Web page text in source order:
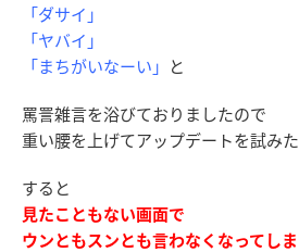
「ダサイ」
「ヤバイ」
「まちがいなーい」 と
罵詈雑言を浴びておりましたので
重い腰を上げてアップデートを試みた
すると
見たこともない画面で
ウンともスンとも言わなくなってし